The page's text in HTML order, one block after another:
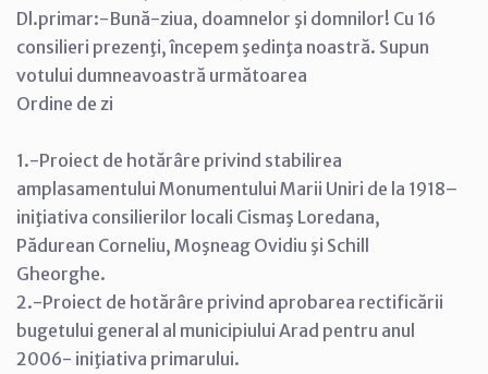
Dl.primar:-Bună-ziua, doamnelor şi domnilor! Cu 16
consilieri prezenţi, începem şedinţa noastră. Supun
votului dumneavoastră următoarea
Ordine de zi
1.-Proiect de hotărâre privind stabilirea
amplasamentului Monumentului Marii Uniri de la 1918–
iniţiativa consilierilor locali Cismaş Loredana,
Pădurean Corneliu, Moşneag Ovidiu şi Schill
Gheorghe.
2.-Proiect de hotărâre privind aprobarea rectificării
bugetului general al municipiului Arad pentru anul
2006- iniţiativa primarului.